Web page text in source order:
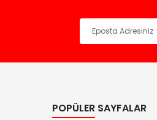
POPÜLER SAYFALAR